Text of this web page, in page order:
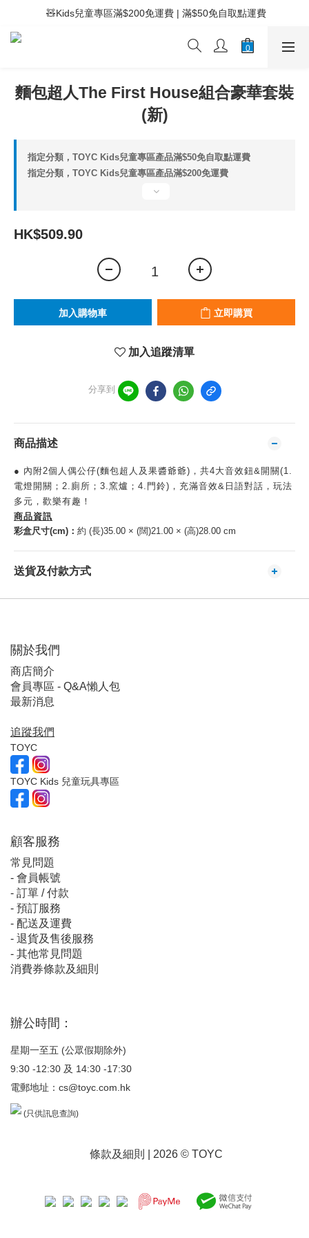
⚡滿$400免運費 | 滿$200免Easy Trade自取點運費
🧸Kids兒童專區滿$200免運費 | 滿$50免自取點運費
⚡滿$400免運費 | 滿$200免Easy Trade自取點運費
麵包超人The First House組合豪華套裝
(新)
指定分類，TOYC Kids兒童專區產品滿$50免自取點運費
指定分類，TOYC Kids兒童專區產品滿$200免運費
HK$509.90
加入購物車 立即購買
加入追蹤清單
分享到
商品描述
● 內附2個人偶公仔(麵包超人及果醬爺爺)，共4大音效鈕&開關(1.
電燈開關；2.廁所；3.窯爐；4.門鈴)，充滿音效&日語對話，玩法
多元，歡樂有趣！
商品資訊
彩盒尺寸(cm)： 約 (長)35.00 × (闊)21.00 × (高)28.00 cm
送貨及付款方式
關於我們
商店簡介
會員專區 - Q&A懶人包
最新消息
追蹤我們
TOYC
TOYC Kids 兒童玩具專區
顧客服務
常見問題
- 會員帳號
- 訂單 / 付款
- 預訂服務
- 配送及運費
- 退貨及售後服務
- 其他常見問題
消費券條款及細則
辦公時間：
星期一至五 (公眾假期除外)
9:30 -12:30 及 14:30 -17:30
電郵地址： cs@toyc.com.hk
(只供訊息查詢)
條款及細則 | 2026 © TOYC